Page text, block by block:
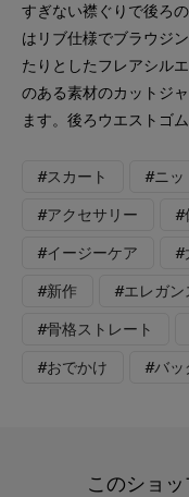
すぎない襟ぐりで後ろ
はリブ仕様でブラウジ
たりとしたフレアシル
のある素材のカットジ
ます。後ろウエストゴ
#スカート #ニッ
#アクセサリー #
#イージーケア #
#新作 #エレガン
#骨格ストレート
#おでかけ #バッ
このショ